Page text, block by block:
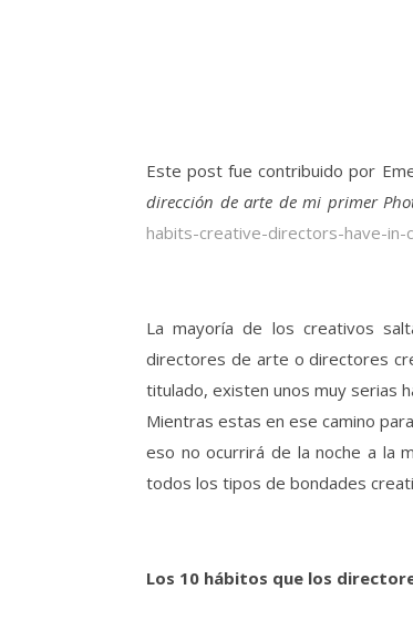
Este post fue contribuido por
dirección de arte de mi primer
habits-creative-directors-have-in-
La mayoría de los creativos
directores de arte o directores
titulado, existen unos muy serias
Mientras estas en ese camino
eso no ocurrirá de la noche a la
todos los tipos de bondades
Los 10 hábitos que los